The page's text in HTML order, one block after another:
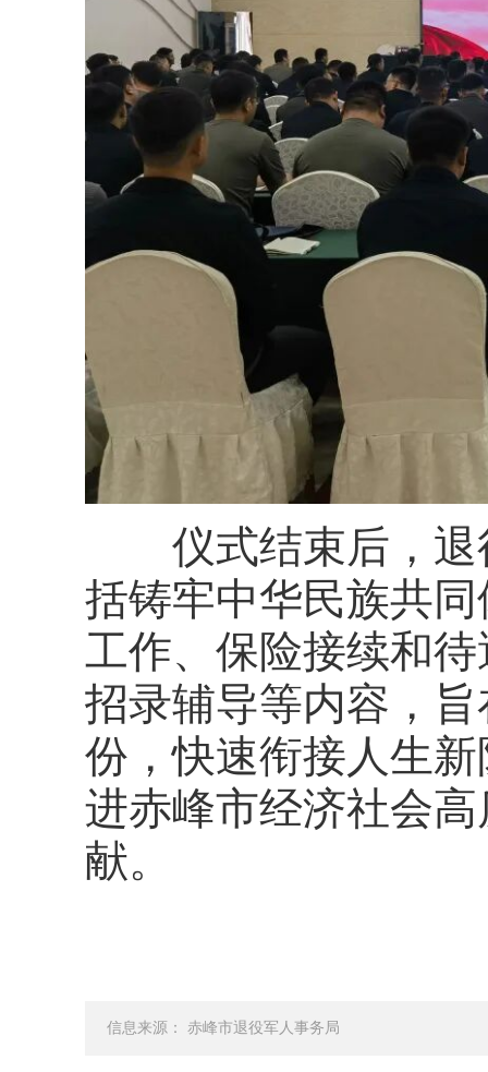
仪式结束后，退
括铸牢中华民族共
工作、保险接续和
招录辅导等内容，
份，快速衔接人生
进赤峰市经济社会
献。
信息来源： 赤峰市退役军人事务局